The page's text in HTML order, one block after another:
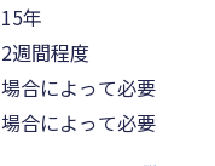
15年
2週間程度
場合によって必要
場合によって必要